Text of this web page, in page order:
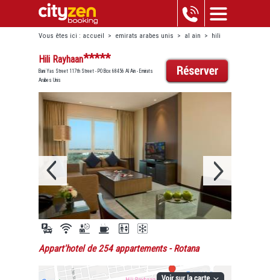
Vous êtes ici : accueil > emirats arabes unis > al ain > hili
rayhaan
Hili Rayhaan*****
Bani Yas Street 117th Street - PO Box 68456 Al Ain - Emirats
Arabes Unis
Appart'hotel de 254 appartements- Rotana